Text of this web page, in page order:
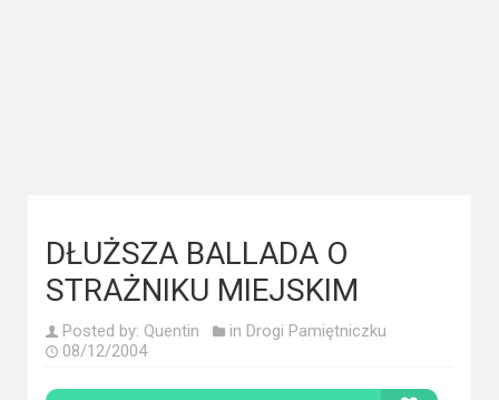
dokumentalne
Horrory
Kino
azjatyckie
DŁUŻSZA BALLADA O
STRAŻNIKU MIEJSKIM
Posted by: Quentin in Drogi Pamiętniczku
08/12/2004